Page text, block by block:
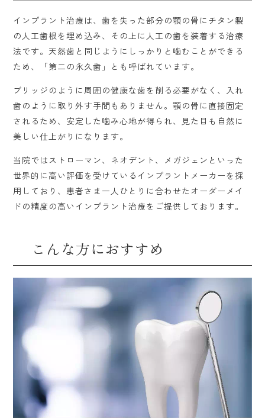
インプラント治療は、歯を失った部分の顎の骨にチタン製
の人工歯根を埋め込み、その上に人工の歯を装着する治療
法です。天然歯と同じようにしっかりと噛むことができる
ため、「第二の永久歯」とも呼ばれています。
ブリッジのように周囲の健康な歯を削る必要がなく、入れ
歯のように取り外す手間もありません。顎の骨に直接固定
されるため、安定した噛み心地が得られ、見た目も自然に
美しい仕上がりになります。
当院ではストローマン、ネオデント、メガジェンといった
世界的に高い評価を受けているインプラントメーカーを採
用しており、患者さま一人ひとりに合わせたオーダーメイ
ドの精度の高いインプラント治療をご提供しております。
こんな方におすすめ